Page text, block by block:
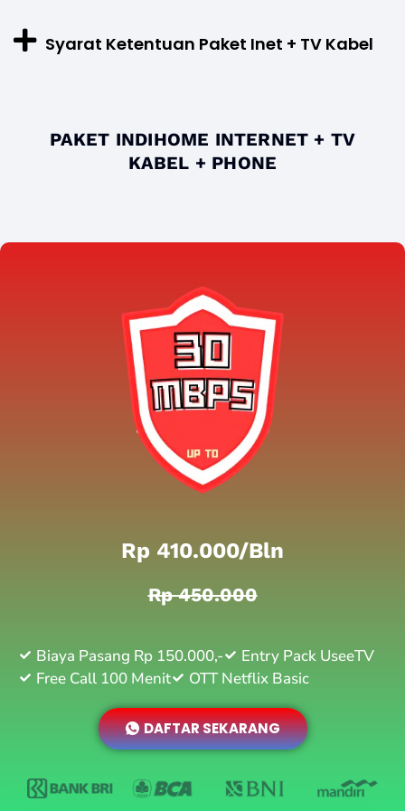
Syarat Ketentuan Paket Inet + TV Kabel
PAKET INDIHOME INTERNET + TV
KABEL + PHONE
Rp 410.000/bln
Rp 450.000
Biaya Pasang Rp 150.000,-
Entry Pack UseeTV
Free Call 100 Menit
OTT Netflix Basic
DAFTAR SEKARANG